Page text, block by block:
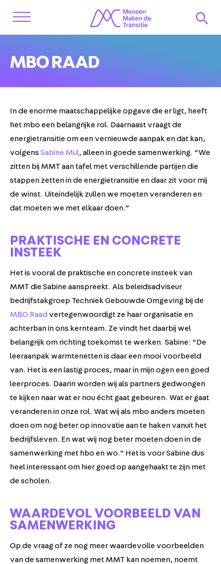
MBO RAAD
In de enorme maatschappelijke opgave die er ligt, heeft
het mbo een belangrijke rol. Daarnaast vraagt de
energietransitie om een vernieuwde aanpak en dat kan,
volgens Sabine Mul, alleen in goede samenwerking. “We
zitten bij MMT aan tafel met verschillende partijen die
stappen zetten in de energietransitie en daar zit voor mij
de winst. Uiteindelijk zullen we moeten veranderen en
dat moeten we met elkaar doen.”
PRAKTISCHE EN CONCRETE
INSTEEK
Het is vooral de praktische en concrete insteek van
MMT die Sabine aanspreekt. Als beleidsadviseur
bedrijfstakgroep Techniek Gebouwde Omgeving bij de
MBO Raad vertegenwoordigt ze haar organisatie en
achterban in ons kernteam. Ze vindt het daarbij wel
belangrijk om richting toekomst te werken. Sabine: “De
leeraanpak warmtenetten is daar een mooi voorbeeld
van. Het is een lastig proces, maar in mijn ogen een goed
leerproces. Daarin worden wij als partners gedwongen
te kijken naar wat er nou écht gaat gebeuren. Wat er gaat
veranderen in onze rol. Wat wij als mbo anders moeten
doen om nog beter op innovatie aan te haken vanuit het
bedrijfsleven. En wat wij nog beter moeten doen in de
samenwerking met hbo en wo.” Het is voor Sabine dus
heel interessant om hier goed op aangehaakt te zijn met
de scholen.
WAARDEVOL VOORBEELD VAN
SAMENWERKING
Op de vraag of ze nog meer waardevolle voorbeelden
van de samenwerking met MMT kan noemen, noemt